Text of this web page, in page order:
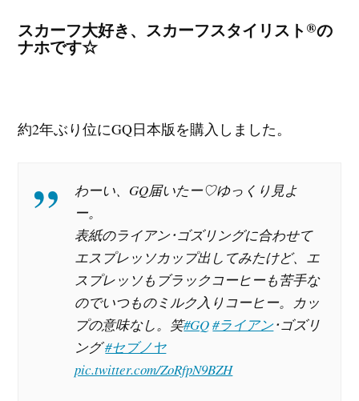
スカーフ大好き、スカーフスタイリスト®の
ナホです☆
約2年ぶり位にGQ日本版を購入しました。
わーい、GQ届いたー♡ゆっくり見よ
ー。
表紙のライアン･ゴズリングに合わせて
エスプレッソカップ出してみたけど、エ
スプレッソもブラックコーヒーも苦手な
のでいつものミルク入りコーヒー。カッ
プの意味なし。笑#GQ#ライアン･ゴズリ
ング#セブノヤ
pic.twitter.com/ZoRfpN9BZH